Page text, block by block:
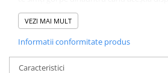
Fantasy
Istorica
Literatura de divertisment
pagină a cărții și închei lectura.” The
„Un roman de dragoste în care sunt
„O poveste romantică și emoționantă
lacrimi de tristețe, dar și bucurie și
care nu lipsesc răsturnările de situație
VEZI MAI MULT
Informatii conformitate produs
Caracteristici